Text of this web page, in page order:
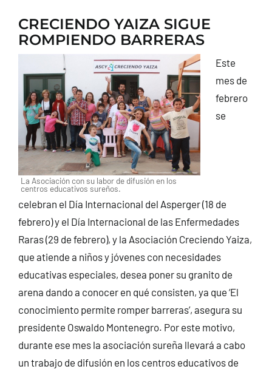
CRECIENDO YAIZA SIGUE
ROMPIENDO BARRERAS
La Asociación con su labor de difusión en los
centros educativos sureños.
Este
mes de
febrero
se
celebran el Día Internacional del Asperger (18 de
febrero) y el Día Internacional de las Enfermedades
Raras (29 de febrero), y la Asociación Creciendo Yaiza,
que atiende a niños y jóvenes con necesidades
educativas especiales, desea poner su granito de
arena dando a conocer en qué consisten, ya que ‘El
conocimiento permite romper barreras’, asegura su
presidente Oswaldo Montenegro. Por este motivo,
durante ese mes la asociación sureña llevará a cabo
un trabajo de difusión en los centros educativos de